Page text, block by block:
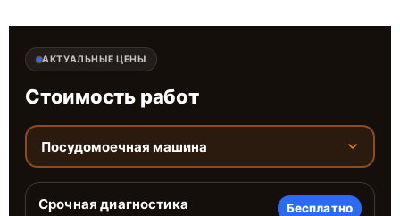
АКТУАЛЬНЫЕ ЦЕНЫ
Стоимость работ
Посудомоечная машина
Срочная диагностика Бесплатно